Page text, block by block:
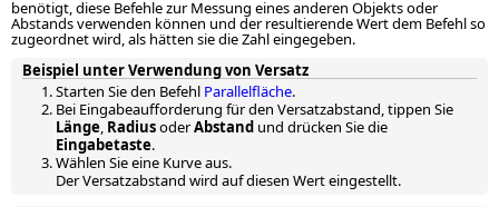
benötigt, diese Befehle zur Messung eines anderen Objekts oder
Abstands verwenden können und der resultierende Wert dem Befehl so
zugeordnet wird, als hätten sie die Zahl eingegeben.
Beispiel unter Verwendung von Versatz
Starten Sie den Befehl Parallelfläche.
Bei Eingabeaufforderung für den Versatzabstand, tippen Sie
Länge, RadiusoderAbstand und drücken Sie die
Eingabetaste.
Wählen Sie eine Kurve aus.
Der Versatzabstand wird auf diesen Wert eingestellt.